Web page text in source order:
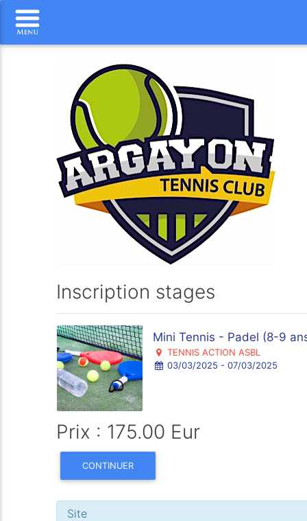
Inscription stages
Mini Tennis - Padel (8-9
TENNIS ACTION ASBL
03/03/2025 - 07/03/2025
Prix : 175.00 Eur
CONTINUER
Site